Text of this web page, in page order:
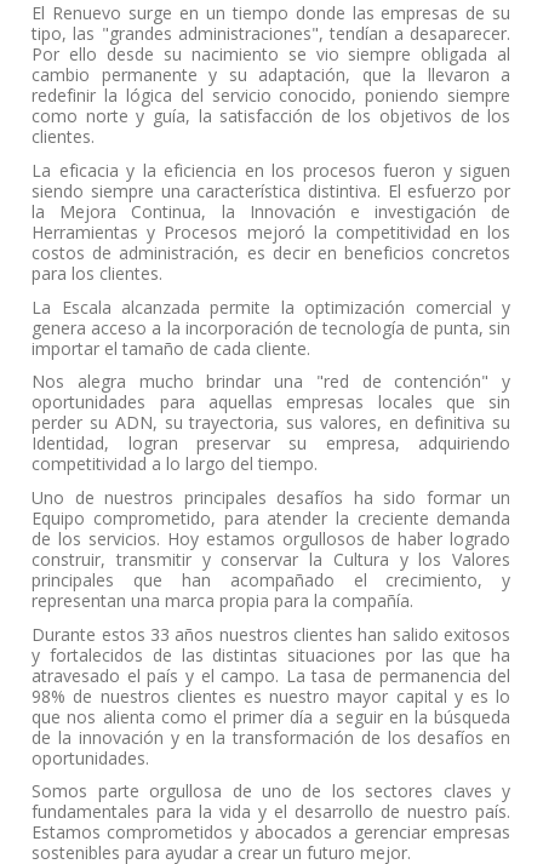
El Renuevo surge en un tiempo donde las empresas de su
tipo, las "grandes administraciones", tendían a desaparecer.
Por ello desde su nacimiento se vio siempre obligada al
cambio permanente y su adaptación, que la llevaron a
redefinir la lógica del servicio conocido, poniendo siempre
como norte y guía, la satisfacción de los objetivos de los
clientes.
La eficacia y la eficiencia en los procesos fueron y siguen
siendo siempre una característica distintiva. El esfuerzo por
la Mejora Continua, la Innovación e investigación de
Herramientas y Procesos mejoró la competitividad en los
costos de administración, es decir en beneficios concretos
para los clientes.
La Escala alcanzada permite la optimización comercial y
genera acceso a la incorporación de tecnología de punta, sin
importar el tamaño de cada cliente.
Nos alegra mucho brindar una "red de contención" y
oportunidades para aquellas empresas locales que sin
perder su ADN, su trayectoria, sus valores, en definitiva su
Identidad, logran preservar su empresa, adquiriendo
competitividad a lo largo del tiempo.
Uno de nuestros principales desafíos ha sido formar un
Equipo comprometido, para atender la creciente demanda
de los servicios. Hoy estamos orgullosos de haber logrado
construir, transmitir y conservar la Cultura y los Valores
principales que han acompañado el crecimiento, y
representan una marca propia para la compañía.
Durante estos 33 años nuestros clientes han salido exitosos
y fortalecidos de las distintas situaciones por las que ha
atravesado el país y el campo. La tasa de permanencia del
98% de nuestros clientes es nuestro mayor capital y es lo
que nos alienta como el primer día a seguir en la búsqueda
de la innovación y en la transformación de los desafíos en
oportunidades.
Somos parte orgullosa de uno de los sectores claves y
fundamentales para la vida y el desarrollo de nuestro país.
Estamos comprometidos y abocados a gerenciar empresas
sostenibles para ayudar a crear un futuro mejor.